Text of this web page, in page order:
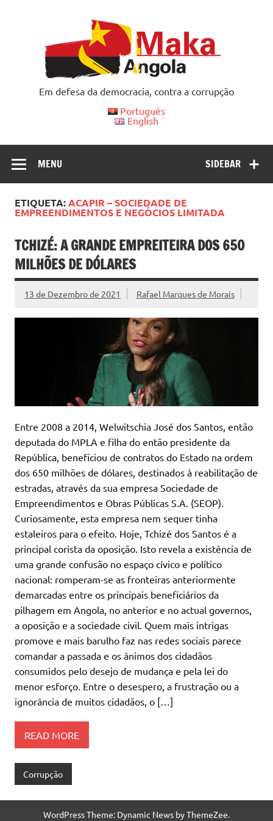
Em defesa da democracia, contra a corrupção
Português
English
SIDEBAR
MENU
ETIQUETA:ACAPIR – SOCIEDADE DE
EMPREENDIMENTOS E NEGÓCIOS LIMITADA
TCHIZÉ: A GRANDE EMPREITEIRA DOS 650
MILHÕES DE DÓLARES
13 de Dezembro de 2021 Rafael Marques de Morais
Entre 2008 a 2014, Welwitschia José dos Santos, então
deputada do MPLA e filha do então presidente da
República, beneficiou de contratos do Estado na ordem
dos 650 milhões de dólares, destinados à reabilitação de
estradas, através da sua empresa Sociedade de
Empreendimentos e Obras Públicas S.A. (SEOP).
Curiosamente, esta empresa nem sequer tinha
estaleiros para o efeito. Hoje, Tchizé dos Santos é a
principal corista da oposição. Isto revela a existência de
uma grande confusão no espaço cívico e político
nacional: romperam-se as fronteiras anteriormente
demarcadas entre os principais beneficiários da
pilhagem em Angola, no anterior e no actual governos,
a oposição e a sociedade civil. Quem mais intrigas
promove e mais barulho faz nas redes sociais parece
comandar a passada e os ânimos dos cidadãos
consumidos pelo desejo de mudança e pela lei do
menor esforço. Entre o desespero, a frustração ou a
ignorância de muitos cidadãos, o […]
READ MORE
Corrupção
WordPress Theme: Dynamic News by ThemeZee.